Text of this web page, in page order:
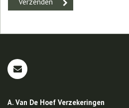
A. Van De Hoef Verzekeringen